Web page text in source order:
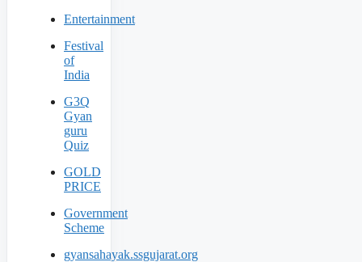
Entertainment
Festival
of
India
G3Q
Gyan
guru
Quiz
GOLD
PRICE
Government
Scheme
gyansahayak.ssgujarat.org